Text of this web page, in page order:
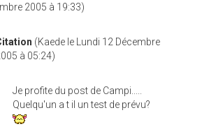
2005 à 19:33)
(Kaede le Lundi 12 Décembre
à 05:24)
Je profite du post de Campi.....
Quelqu'un a t il un test de prévu?